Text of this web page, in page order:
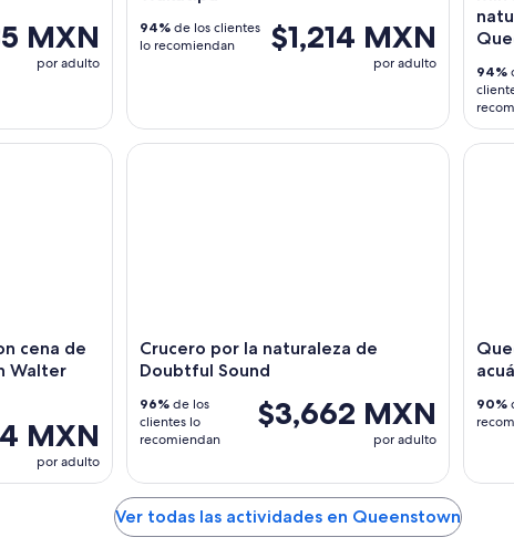
MXN
por adulto
$1,214 MXN
por adulto
94% de los clientes
lo recomiendan
94%
cena de
Walter
MXN
por adulto
de carne asada gourmet en Walter Peak
Crucero por la naturaleza de
Doubtful Sound
$3,662 MXN
por adulto
96% de los
clientes lo
recomiendan
Crucero por la naturaleza de Doubtful Sound
90%
Ver todas las actividades en Queenstown